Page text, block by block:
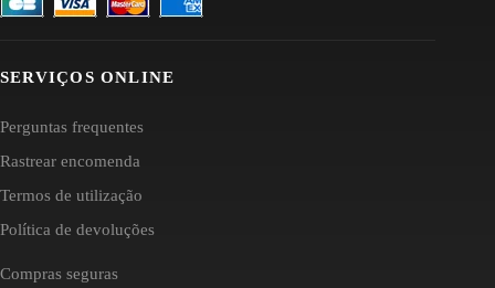
SERVIÇOS ONLINE
Perguntas frequentes
Rastrear encomenda
Termos de utilização
Política de devoluções
Compras seguras